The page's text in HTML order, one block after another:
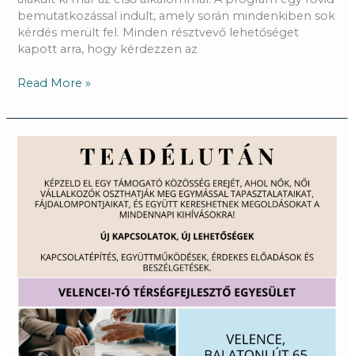
bemutatkozással indult, amely során mindenkiben sok
kérdés merült fel. Minden résztvevő lehetőséget
kapott arra, hogy kérdezzen az
Read More »